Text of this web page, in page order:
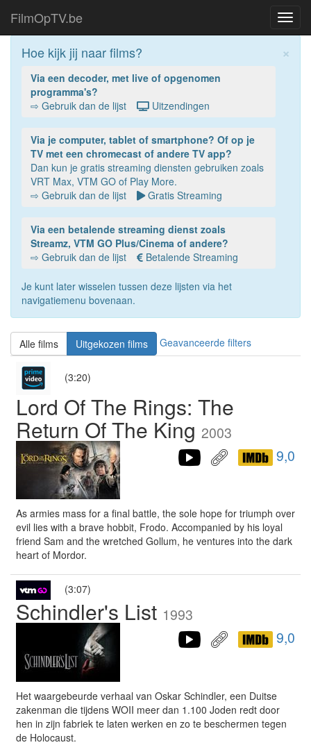
FilmOpTV.be
×
Hoe kijk jij naar films?
Via een decoder, met live of opgenomen
programma's?
⇨ Gebruik dan de lijst
Uitzendingen
Via je computer, tablet of smartphone? Of op je
TV met een chromecast of andere TV app?
Dan kun je gratis streaming diensten gebruiken zoals
VRT Max, VTM GO of Play More.
⇨ Gebruik dan de lijst
Gratis Streaming
Via een betalende streaming dienst zoals
Streamz, VTM GO Plus/Cinema of andere?
⇨ Gebruik dan de lijst
Betalende Streaming
Je kunt later wisselen tussen deze lijsten via het
navigatiemenu bovenaan.
Alle films Uitgekozen films Geavanceerde filters
(3:20)
Lord Of The Rings: The
Return Of The King 2003
9,0
As armies mass for a final battle, the sole hope for triumph over
evil lies with a brave hobbit, Frodo. Accompanied by his loyal
friend Sam and the wretched Gollum, he ventures into the dark
heart of Mordor.
(3:07)
Schindler's List 1993
9,0
Het waargebeurde verhaal van Oskar Schindler, een Duitse
zakenman die tijdens WOII meer dan 1.100 Joden redt door
hen in zijn fabriek te laten werken en zo te beschermen tegen
de Holocaust.